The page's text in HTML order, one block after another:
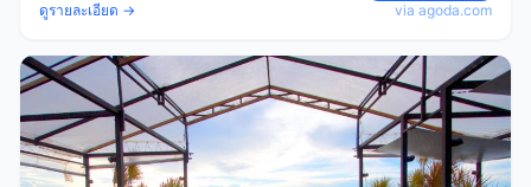
ดูรายละเอียด → via agoda.com